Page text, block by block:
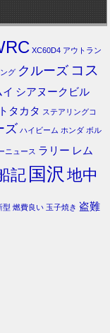
XC60D4 アウトラン
グ クルーズ コス
イ シアヌークビル
タカタ ステアリングコ
ズ ハイビーム ホンダ ボル
ニュース ラリー レム
記 国沢 地中
型 燃費良い 玉子焼き 盗難